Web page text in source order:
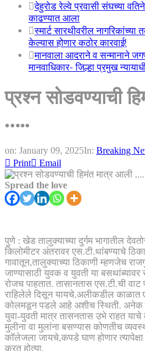
देहुरोड रेल्वे प्रवासी संघच्या
काढण्यात आला
स्मार्ट सारथीवरील नागरिकांच्या
केल्यास होणार कठोर कारवाई!
मानवाला आदराने व सन्मानाने
मानवाधिकार- जिल्हा प्रमुख
प्रश्न सोडवण्याची
…..
on: January 09, 2025In: Breaking
Print
Email
Spread the love
पुणे : खेड तालुक्याच्या दुर्गम भागातील
किलोमीटर अंतरावर एस.टी.थांबण्याचे
गावातून,तालुक्याच्या ठिकाणी म्हणजेच
जाण्यासाठी युवक व युवती या
रोजच पाहतात. तासानतास एस.टी.ची
राहिलेले दिसून यायचे.अलीकडील काळात
कोलमडून पडले आहे अशीच स्थिती. अनेक
युवा-युवती मात्र तासनतास उभे राहत याचे
मुलीना वा मुलांना बसण्यास कोणतीच
कॉलेजला जायचे,कपडे घाण होणार
करत होत्या.